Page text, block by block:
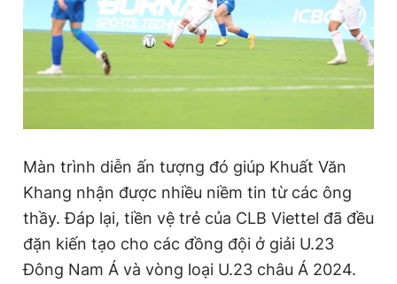
Màn trình diễn ấn tượng đó giúp Khuất Văn
Khang nhận được nhiều niềm tin từ các ông
thầy. Đáp lại, tiền vệ trẻ của CLB Viettel đã đều
đặn kiến tạo cho các đồng đội ở giải U.23
Đông Nam Á và vòng loại U.23 châu Á 2024.